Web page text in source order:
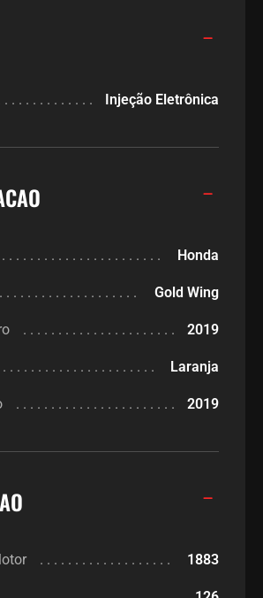
Injeção Eletrônica
Honda
Gold Wing
2019
Laranja
2019
1883